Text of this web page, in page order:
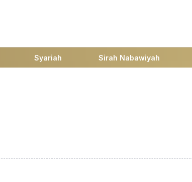
Syariah Sirah Nabawiyah